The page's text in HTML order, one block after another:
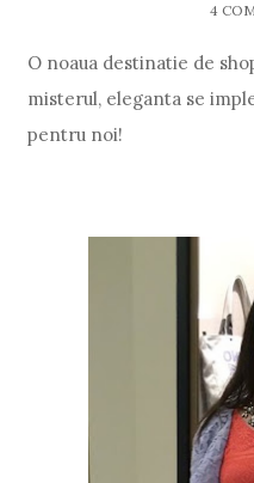
4
O noaua destinatie de
misterul, eleganta se
pentru noi!